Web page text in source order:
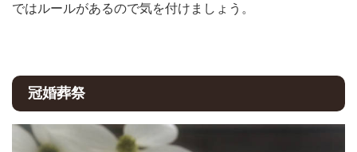
ではルールがあるので気を付けましょう。
冠婚葬祭